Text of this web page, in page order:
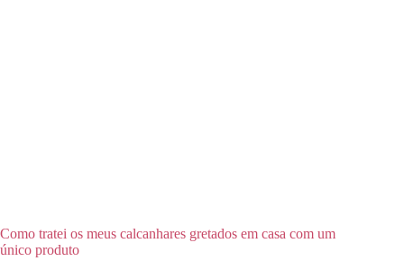
Como tratei os meus calcanhares gretados em casa com um
único produto